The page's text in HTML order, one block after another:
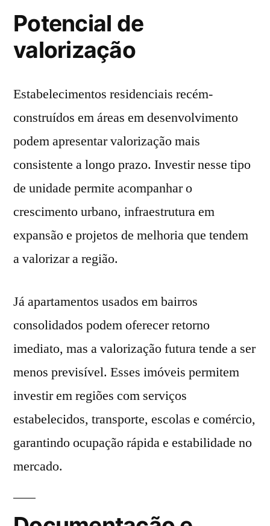
Potencial de
valorização
Estabelecimentos residenciais recém-
construídos em áreas em desenvolvimento
podem apresentar valorização mais
consistente a longo prazo. Investir nesse tipo
de unidade permite acompanhar o
crescimento urbano, infraestrutura em
expansão e projetos de melhoria que tendem
a valorizar a região.
Já apartamentos usados em bairros
consolidados podem oferecer retorno
imediato, mas a valorização futura tende a ser
menos previsível. Esses imóveis permitem
investir em regiões com serviços
estabelecidos, transporte, escolas e comércio,
garantindo ocupação rápida e estabilidade no
mercado.